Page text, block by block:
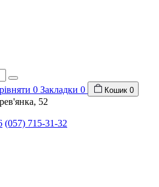
0 Закладки 0 Кошик 0
52
(057) 715-31-32